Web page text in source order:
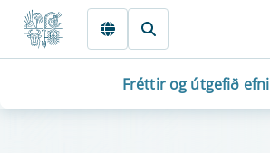
Fara beint í Meginmál
Fréttir og útgefið efni